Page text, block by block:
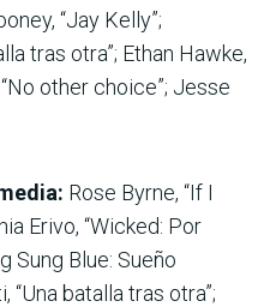
“Jay Kelly”;
tras otra”; Ethan Hawke,
other choice”; Jesse
Rose Byrne, “If I
Erivo, “Wicked: Por
Sung Blue: Sueño
“Una batalla tras otra”;